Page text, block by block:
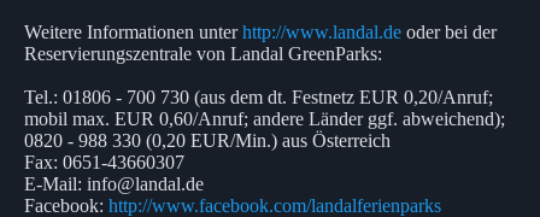
Weitere Informationen unterhttp://www.landal.de oder bei der
Reservierungszentrale von Landal GreenParks:
Tel.: 01806 - 700 730 (aus dem dt. Festnetz EUR 0,20/Anruf;
mobil max. EUR 0,60/Anruf; andere Länder ggf. abweichend);
0820 - 988 330 (0,20 EUR/Min.) aus Österreich
Fax: 0651-43660307
E-Mail: info@landal.de
Facebook: http://www.facebook.com/landalferienparks